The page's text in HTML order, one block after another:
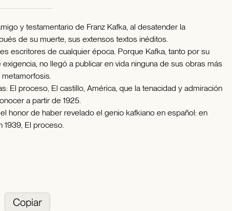
y testamentario de Franz Kafka, al desatender la
de su muerte, sus extensos textos inéditos.
escritores de cualquier época. Porque Kafka, tanto por su
no llegó a publicar en vida ninguna de sus obras más
El proceso, El castillo, América, que la tenacidad y admiración
a partir de 1925.
honor de haber revelado el genio kafkiano en español: en
1939, El proceso.